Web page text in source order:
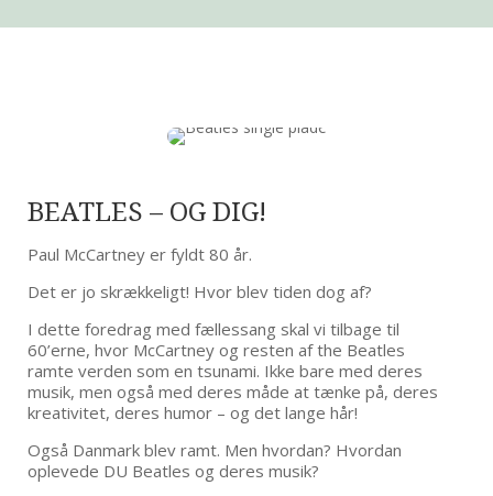
BEATLES – OG DIG!
Paul McCartney er fyldt 80 år.
Det er jo skrækkeligt! Hvor blev tiden dog af?
I dette foredrag med fællessang skal vi tilbage til
60’erne, hvor McCartney og resten af the Beatles
ramte verden som en tsunami. Ikke bare med deres
musik, men også med deres måde at tænke på, deres
kreativitet, deres humor – og det lange hår!
Også Danmark blev ramt. Men hvordan? Hvordan
oplevede DU Beatles og deres musik?